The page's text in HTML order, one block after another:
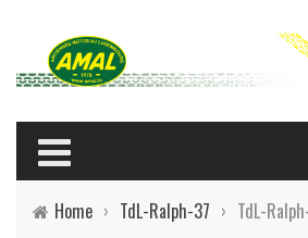
Home › TdL-Ralph-37 › TdL-